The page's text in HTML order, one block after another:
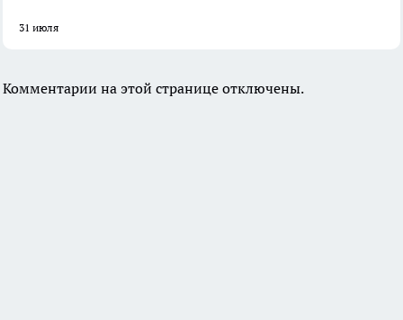
31 июля
Комментарии на этой странице отключены.